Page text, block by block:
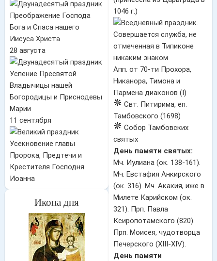
Преображение Господа
Бога и Спаса нашего
Иисуса Христа
28 августа
Успение Пресвятой
Владычицы нашей
Богородицы и Приснодевы
Марии
11 сентября
Усекновение главы
Пророка, Предтечи и
Крестителя Господня
Иоанна
Икона дня
1046 г.)
Апп. от 70-ти Прохора,
Никанора, Тимона и
Пармена диаконов (I)
Свт. Питирима, еп.
Тамбовского (1698)
Собор Тамбовских
святых
День памяти святых:
Мч. Иулиана (ок. 138-161).
Мч. Евстафия Анкирского
(ок. 316). Мч. Акакия, иже в
Милете Карийском (ок.
321). Прп. Павла
Ксиропотамского (820).
Прп. Моисея, чудотворца
Печерского (XIII-XIV).
День памяти